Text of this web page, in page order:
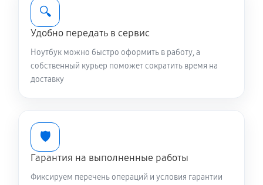
Настройка ОС ноутбука Asus 13 UX363EA-EM079T
(90NB0RZ1-M01050)
980 руб 60 минут
Настройка BIOS ноутбука Asus 13 UX363EA-EM079T
(90NB0RZ1-M01050)
🔍
Удобно передать в сервис
Ноутбук можно быстро оформить в работу, а
собственный курьер поможет сократить время на
доставку
🛡️
Гарантия на выполненные работы
Фиксируем перечень операций и условия гарантии